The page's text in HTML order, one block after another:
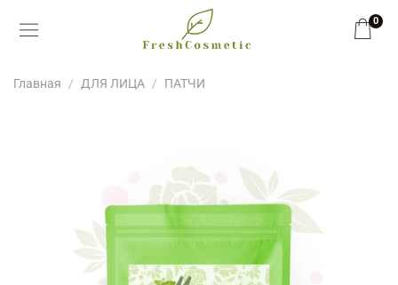
0
Главная ДЛЯ ЛИЦА ПАТЧИ